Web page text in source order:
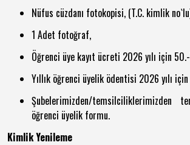
Nüfus cüzdanı fotokopisi, (T.C. kimlik
1 Adet fotoğraf,
Öğrenci üye kayıt ücreti 2026 yılı için
Yıllık öğrenci üyelik ödentisi 2026 yılı
Şubelerimizden/temsilciliklerimizden
öğrenci üyelik formu.
Kimlik Yenileme